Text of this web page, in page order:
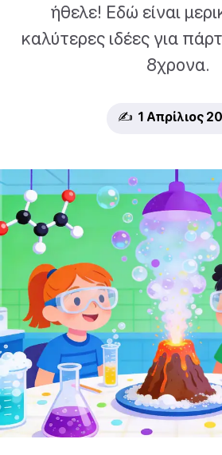
ήθελε! Εδώ είναι
καλύτερες ιδέες για
8χρονα.
✍️ 1 Απρίλιος